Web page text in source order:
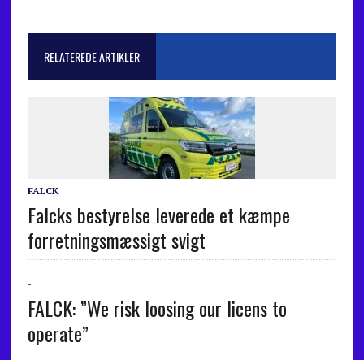
RELATEREDE ARTIKLER
FALCK
Falcks bestyrelse leverede et kæmpe
forretningsmæssigt svigt
-
FALCK: ”We risk loosing our licens to
operate”